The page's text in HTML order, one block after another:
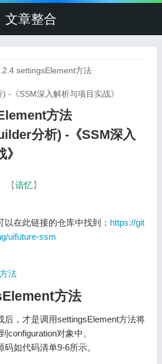
文章整合
settingsElement方法
-《SSM深入解析与项目实战》
方法
分析) -《SSM深入
【谙忆】
在此链接的仓库中找到： https://git
uifuture-ssm
法
方法
后，才是调用settingsElement方法将
configuration对象中。
如代码清单9-6所示。